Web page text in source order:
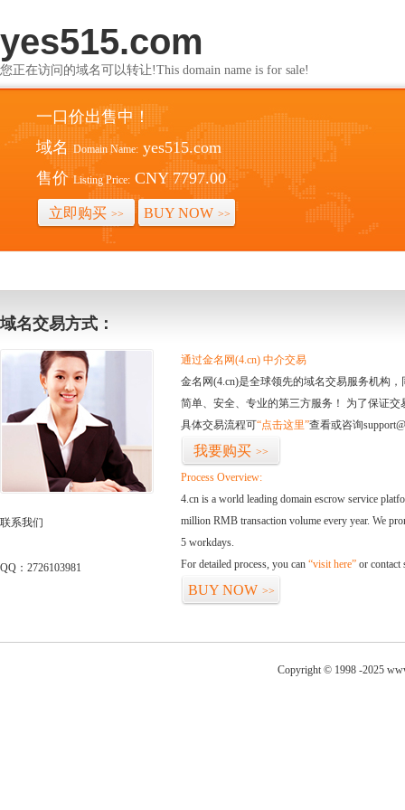
yes515.com
您正在访问的域名可以转让!This domain name is for sale!
一口价出售中！
域名 Domain Name: yes515.com
售价 Listing Price: CNY 7797.00
立即购买 >> BUY NOW >>
域名交易方式：
联系我们
QQ：2726103981
通过金名网(4.cn) 中介交易
金名网(4.cn)是全球领先的域名交易服务机构
简单、安全、专业的第三方服务！ 为了保证
具体交易流程可“点击这里”查看或咨询
我要购买 >>
Process Overview:
4.cn is a world leading domain escrow service
million RMB transaction volume every year. We
5 workdays.
For detailed process, you can “visit here” or contact
BUY NOW >>
Copyright © 1998 -2025